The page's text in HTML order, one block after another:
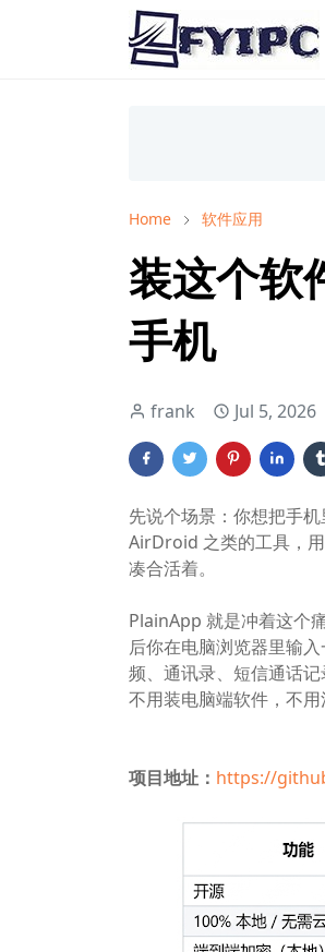
Home 软件应用
装这个软
手机
frank Jul 5, 2026
先说个场景：你想把手
AirDroid 之类的工具，
凑合活着。
PlainApp 就是冲着这个
后你在电脑浏览器里输
频、通讯录、短信通话
不用装电脑端软件，不
项目地址： https://